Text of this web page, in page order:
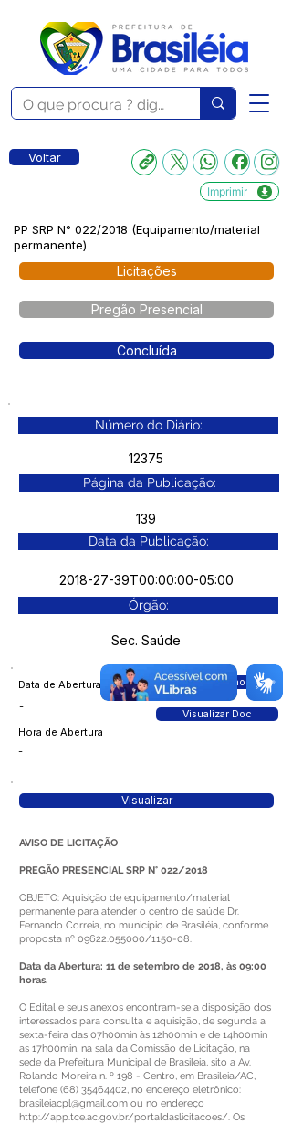
Voltar
Imprimir
PP SRP N° 022/2018 (Equipamento/material
permanente)
Licitações
Pregão Presencial
Concluída
Número do Diário:
12375
Página da Publicação:
139
Data da Publicação:
2018-27-39T00:00:00-05:00
Órgão:
Sec. Saúde
Data de Abertura
-
Hora de Abertura
-
Acessar Pasta no Drive
Visualizar Doc
Visualizar
AVISO DE LICITAÇÃO
PREGÃO PRESENCIAL SRP N° 022/2018
OBJETO: Aquisição de equipamento/material
permanente para atender o centro de saúde Dr.
Fernando Correia, no município de Brasiléia, conforme
proposta nº 09622.055000/1150-08.
Data da Abertura: 11 de setembro de 2018, às 09:00
horas.
O Edital e seus anexos encontram-se a disposição dos
interessados para consulta e aquisição, de segunda a
sexta-feira das 07h00min às 12h00min e de 14h00min
as 17h00min, na sala da Comissão de Licitação, na
sede da Prefeitura Municipal de Brasileia, sito a Av.
Rolando Moreira n. º 198 - Centro, em Brasileia/AC,
telefone (68) 35464402, no endereço eletrônico:
brasileiacpl@gmail.com ou no endereço
http://app.tce.ac.gov.br/portaldaslicitacoes/. Os